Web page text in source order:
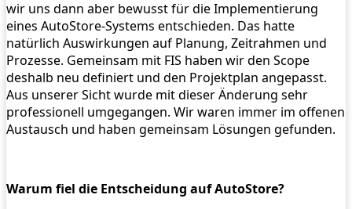
wir uns dann aber bewusst für die Implementierung
eines AutoStore-Systems entschieden. Das hatte
natürlich Auswirkungen auf Planung, Zeitrahmen und
Prozesse. Gemeinsam mit FIS haben wir den Scope
deshalb neu definiert und den Projektplan angepasst.
Aus unserer Sicht wurde mit dieser Änderung sehr
professionell umgegangen. Wir waren immer im offenen
Austausch und haben gemeinsam Lösungen gefunden.
Warum fiel die Entscheidung auf AutoStore?